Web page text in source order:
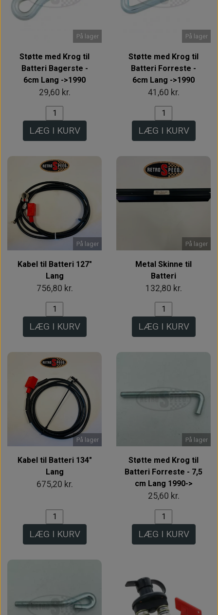
På lager
Støtte med Krog til
Batteri Bagerste -
6cm Lang ->1990
29,60 kr.
LÆG I KURV
På lager
Støtte med Krog til
Batteri Forreste -
6cm Lang ->1990
41,60 kr.
LÆG I KURV
På lager
Kabel til Batteri 127"
Lang
756,80 kr.
LÆG I KURV
På lager
Metal Skinne til
Batteri
132,80 kr.
LÆG I KURV
På lager
Kabel til Batteri 134"
Lang
675,20 kr.
LÆG I KURV
På lager
Støtte med Krog til
Batteri Forreste - 7,5
cm Lang 1990->
25,60 kr.
LÆG I KURV